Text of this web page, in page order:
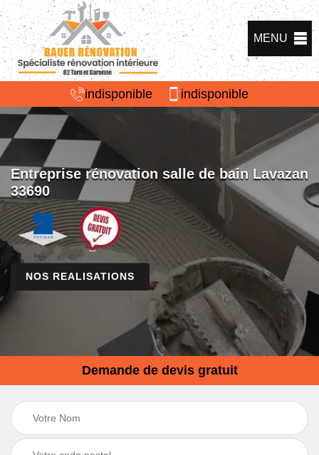
MENU
indisponible indisponible
Entreprise rénovation salle de bain Lavazan
33690
NOS REALISATIONS
Demande de devis gratuit